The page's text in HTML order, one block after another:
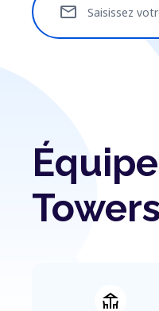
Saisissez
mail
Towers
deck